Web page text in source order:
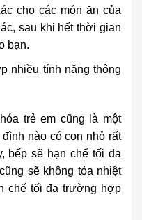
cho các món ăn của
sau khi hết thời gian
bạn.
nhiều tính năng thông
trẻ em cũng là một
nào có con nhỏ rất
bếp sẽ hạn chế tối đa
sẽ không tỏa nhiệt
chế tối đa trường hợp